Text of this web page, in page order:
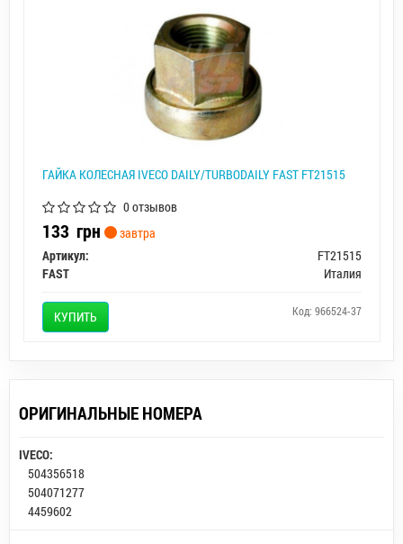
ГАЙКА КОЛЕСНАЯ IVECO DAILY/TURBODAILY FAST FT21515
0 отзывов
133 грн
завтра
Артикул:
FT21515
FAST
Италия
КУПИТЬ Код: 966524-37
ОРИГИНАЛЬНЫЕ НОМЕРА
IVECO:
504356518
504071277
4459602